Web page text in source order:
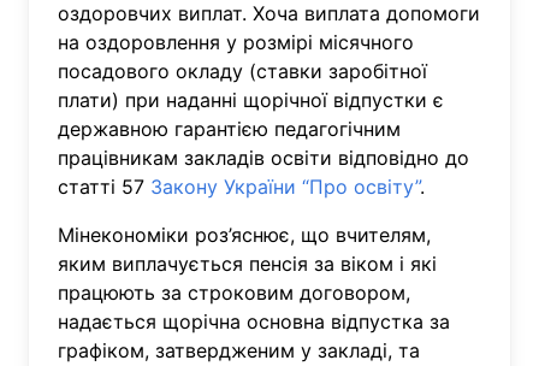
оздоровчих виплат. Хоча виплата допомоги
на оздоровлення у розмірі місячного
посадового окладу (ставки заробітної
плати) при наданні щорічної відпустки є
державною гарантією педагогічним
працівникам закладів освіти відповідно до
статті 57 Закону України “Про освіту”.
Мінекономіки роз’яснює, що вчителям,
яким виплачується пенсія за віком і які
працюють за строковим договором,
надається щорічна основна відпустка за
графіком, затвердженим у закладі, та